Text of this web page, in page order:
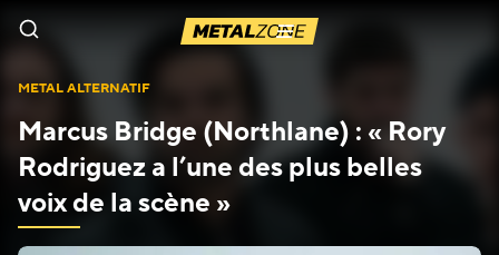
Menu
METAL ALTERNATIF
Marcus Bridge (Northlane) : « Rory
Rodriguez a l’une des plus belles
voix de la scène »